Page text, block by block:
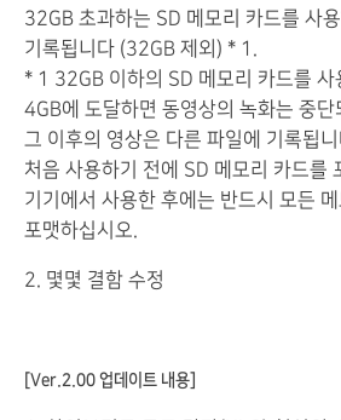
32GB 초과하는 SD 메모리 카드를 사
기록됩니다 (32GB 제외) * 1.
* 1 32GB 이하의 SD 메모리 카드를 사
4GB에 도달하면 동영상의 녹화는 중
그 이후의 영상은 다른 파일에 기록됩
처음 사용하기 전에 SD 메모리 카드를
기기에서 사용한 후에는 반드시 모든
포맷하십시오.
2. 몇몇 결함 수정
[Ver.2.00 업데이트 내용]